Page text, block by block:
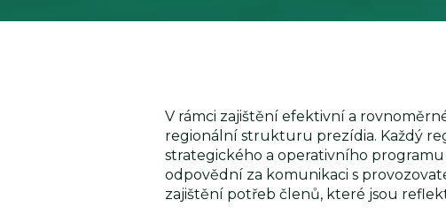
V rámci zajištění efektivní a
regionální strukturu prezídia. Každý
strategického a operativního
odpovědní za komunikaci s
zajištění potřeb členů, které jsou